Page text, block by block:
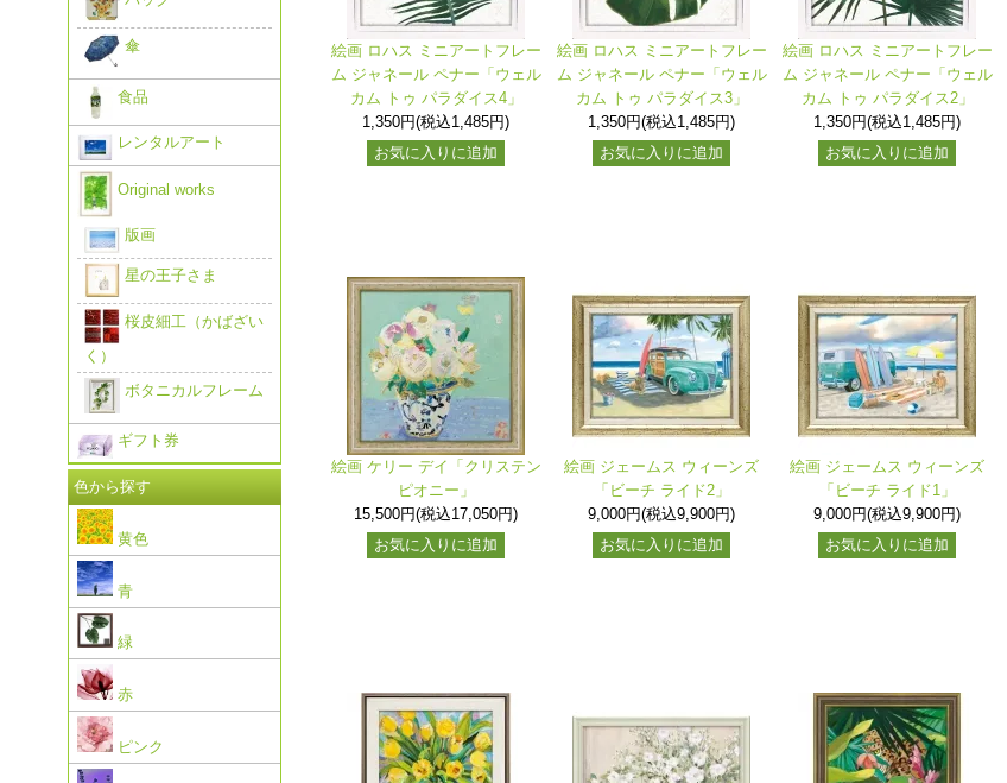
絵画 ロハス ミニアートフレー
ム ジャネール ペナー「ウェル
カム トゥ パラダイス4」
1,350円(税込1,485円)
お気に入りに追加
絵画 ロハス ミニアートフレー
ム ジャネール ペナー「ウェル
カム トゥ パラダイス3」
1,350円(税込1,485円)
お気に入りに追加
絵画 ロハス ミニアートフレー
ム ジャネール ペナー「ウェル
カム トゥ パラダイス2」
1,350円(税込1,485円)
お気に入りに追加
絵画 ケリー デイ「クリステン
ピオニー」
15,500円(税込17,050円)
お気に入りに追加
絵画 ジェームス ウィーンズ
「ビーチ ライド2」
9,000円(税込9,900円)
お気に入りに追加
絵画 ジェームス ウィーンズ
「ビーチ ライド1」
9,000円(税込9,900円)
お気に入りに追加
傘
食品
レンタルアート
Original works
版画
星の王子さま
桜皮細工（かばざい
く）
ボタニカルフレーム
ギフト券
色から探す
黄色
青
緑
赤
ピンク